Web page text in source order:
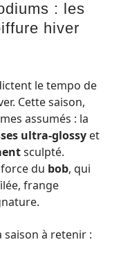
: les
hiver
le tempo de
Cette saison,
assumés : la
ultra-glossy et
sculpté.
du bob, qui
frange
saison à retenir :